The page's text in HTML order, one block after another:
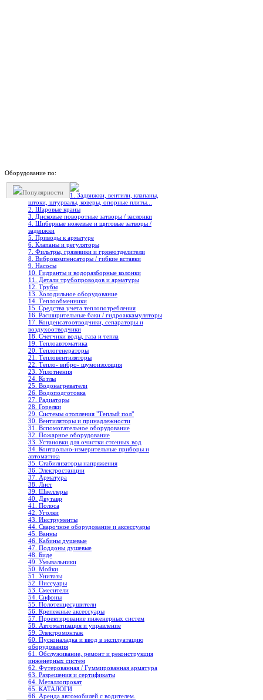
Оборудование по:
Популярности
1. Задвижки, вентили, клапаны,
штоки, штурвалы, коверы, опорные плиты...
2. Шаровые краны
3. Дисковые поворотные затворы / заслонки
4. Шиберные ножевые и щитовые затворы /
задвижки
5. Приводы к арматуре
6. Клапаны и регуляторы
7. Фильтры, грязевики и грязеотделители
8. Виброкомпенсаторы / гибкие вставки
9. Насосы
10. Гидранты и водоразборные колонки
11. Детали трубопроводов и арматуры
12. Трубы
13. Холодильное oборудование
14. Теплообменники
15. Средства учета теплопотребления
16. Расширительные баки / гидроаккамуляторы
17. Конденсатоотводчики, сепараторы и
воздухоотводчики
18. Счетчики воды, газа и тепла
19. Теплоавтоматика
20. Теплогенераторы
21. Тепловентиляторы
22. Тепло- вибро- шумоизоляция
23. Уплотнения
24. Котлы
25. Водонагреватели
26. Водоподготовка
27. Радиаторы
28. Горелки
29. Системы отопления "Теплый пол"
30. Вентиляторы и принадлежности
31. Вспомогательное оборудование
32. Пожарное оборудование
33. Установки для очистки сточных вод
34. Контрольно-измерительные приборы и
автоматика
35. Стабилизаторы напряжения
36. Электростанции
37. Арматура
38. Лист
39. Швеллеры
40. Двутавр
41. Полоса
42. Уголки
43. Инструменты
44. Сварочное оборудование и аксессуары
45. Ванны
46. Кабины душевые
47. Поддоны душевые
48. Биде
49. Умывальники
50. Мойки
51. Унитазы
52. Писсуары
53. Смесители
54. Сифоны
55. Полотенцесушители
56. Крепежные аксессуары
57. Проектирование инженерных систем
58. Автоматизация и управление
59. Электромонтаж
60. Пусконаладка и ввод в эксплуатацию
оборудования
61. Обслуживание, ремонт и реконструкция
инженерных систем
62. Футерованная / Гуммированная арматура
63. Разрешения и сертификаты
64. Металлопрокат
65. КАТАЛОГИ
66. Аренда автомобилей с водителем.